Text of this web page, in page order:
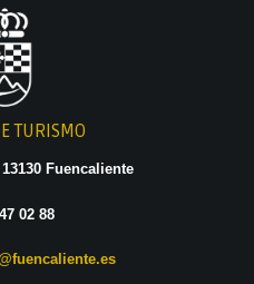
TURISMO
Fuencaliente
02 88